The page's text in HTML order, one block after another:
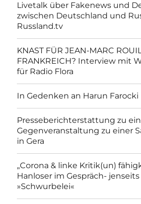
Livetalk über Fakenews und
zwischen Deutschland und
Russland.tv
KNAST FÜR JEAN-MARC
FRANKREICH? Interview mit
für Radio Flora
In Gedenken an Harun Farocki
Presseberichterstattung zu
Gegenveranstaltung zu einer
in Gera
„Corona & linke Kritik(un)
Hanloser im Gespräch-
»Schwurbelei«